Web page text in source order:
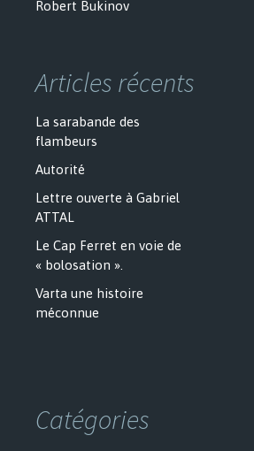
Robert Bukinov
Articles récents
La sarabande des
flambeurs
Autorité
Lettre ouverte à Gabriel
ATTAL
Le Cap Ferret en voie de
« bolosation ».
Varta une histoire
méconnue
Catégories